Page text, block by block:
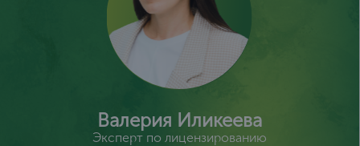
Валерия Иликеева
Эксперт по лицензированию